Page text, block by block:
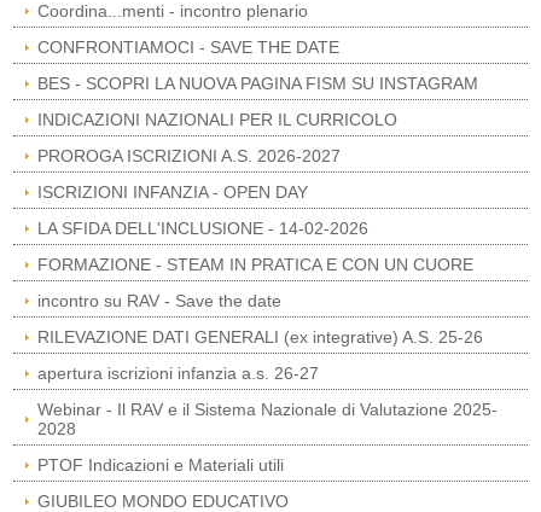
Coordina...menti - incontro plenario
CONFRONTIAMOCI - SAVE THE DATE
BES - SCOPRI LA NUOVA PAGINA FISM SU INSTAGRAM
INDICAZIONI NAZIONALI PER IL CURRICOLO
PROROGA ISCRIZIONI A.S. 2026-2027
ISCRIZIONI INFANZIA - OPEN DAY
LA SFIDA DELL'INCLUSIONE - 14-02-2026
FORMAZIONE - STEAM IN PRATICA E CON UN CUORE
incontro su RAV - Save the date
RILEVAZIONE DATI GENERALI (ex integrative) A.S. 25-26
apertura iscrizioni infanzia a.s. 26-27
Webinar - Il RAV e il Sistema Nazionale di Valutazione 2025-
2028
PTOF Indicazioni e Materiali utili
GIUBILEO MONDO EDUCATIVO